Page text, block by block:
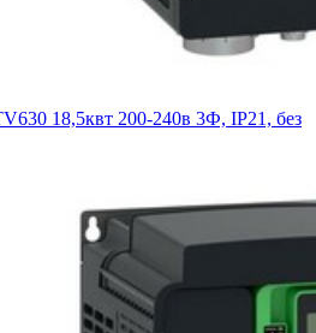
18,5квт 200-240в 3Ф, IP21, без